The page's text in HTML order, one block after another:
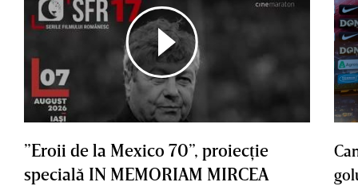
”Eroii de la Mexico 70”, proiecţie
specială IN MEMORIAM MIRCEA